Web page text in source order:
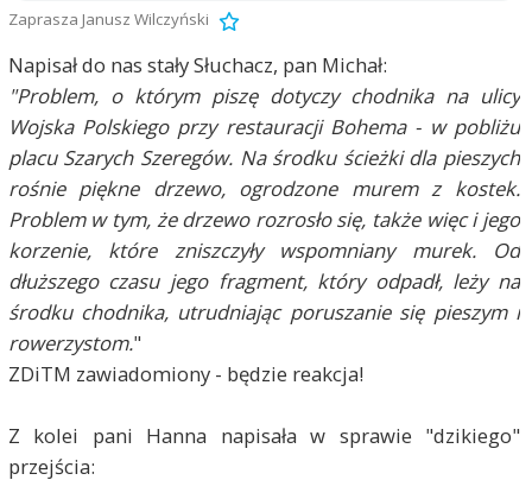
Zaprasza Janusz Wilczyński
Napisał do nas stały Słuchacz, pan Michał:
"Problem, o którym piszę dotyczy chodnika na ulicy
Wojska Polskiego przy restauracji Bohema - w pobliżu
placu Szarych Szeregów. Na środku ścieżki dla pieszych
rośnie piękne drzewo, ogrodzone murem z kostek.
Problem w tym, żedrzewo rozrosło się, także więc i jego
korzenie, które zniszczyły wspomniany murek. Od
dłuższego czasu jego fragment, który odpadł, leży na
środku chodnika, utrudniając poruszanie się pieszym i
rowerzystom."
ZDiTM zawiadomiony - będzie reakcja!
Z kolei pani Hanna napisała w sprawie "dzikiego"
przejścia: